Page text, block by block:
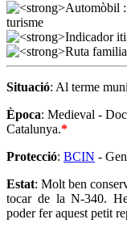
Situació: Al terme
Època: Medieval -
Catalunya.*
Protecció: BCIN -
Estat: Molt ben
tocar de la N-340.
poder fer aquest petit